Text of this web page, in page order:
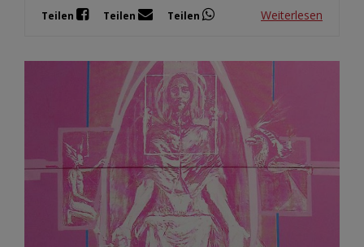
Teilen Teilen Teilen Weiterlesen